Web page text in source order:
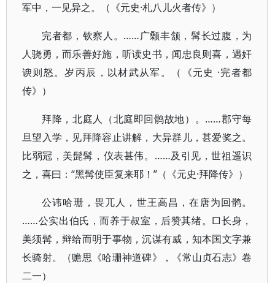
军中，一见异之。（《元史·札八儿火者传》）
完者都，钦察人。……广颡丰颔，髯长过腹，为
人骁勇，而乐善好施，听读史书，闻忠良则喜，遇奸
谀则怒。岁丙辰，以材武从军。（《元史 ·完者都
传》）
拜降，北庭人（北庭即回鹘故地）。……郡守每
旦望入学，见拜降容止讲解，大异群儿，甚爱奖之。
比弱冠，美髭髯，仪表甚伟。……及引见，世祖遥识
之，喜曰：“黑髯使臣复来耶！”（《元史·拜降传》）
公讳哈珊，畏兀人，世王高昌，在唐为回鹘。
……公实出伯氏，而养于叔室，后赞其绪。□长身，
美须髯，辩给而明于事物，沉谋有威，知本国文字兼
长骑射。（赡思《哈珊神道碑》，《常山贞石志》卷
二一）